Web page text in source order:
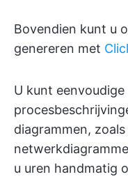
Bovendien kunt u
genereren met
U kunt
diagrammen,
u uren handmatig